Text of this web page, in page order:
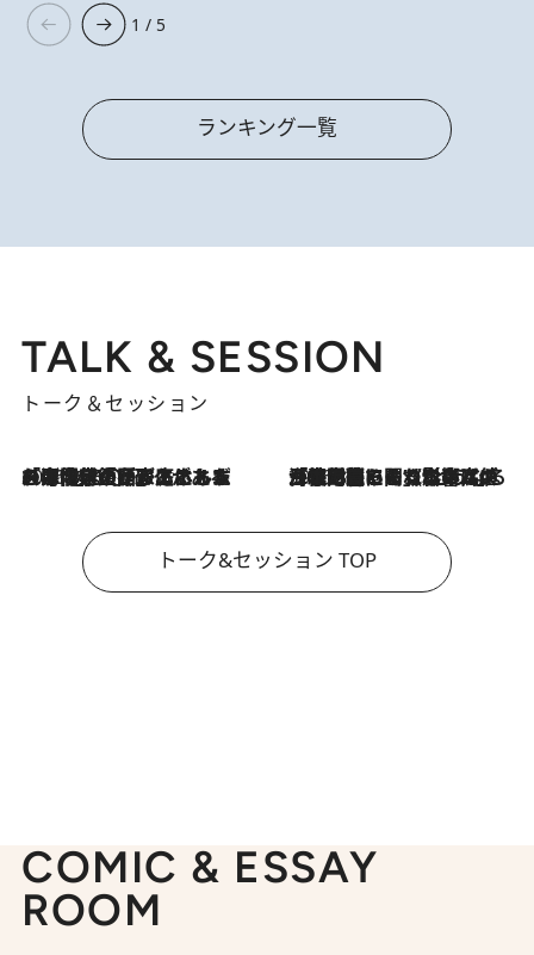
1 / 5
ランキング一覧
TALK & SESSION
トーク＆セッション
2026.8.3
「今後値上げがあるとすれば…」「リスクがあるのは今年の冬」エネルギー専門家が語る、ホルムズ海峡封鎖が家庭にもたらす“ある心配” 2026.8.3
「住宅建てられない…」「サーチャージ料の高値が続いている」ホルムズ海峡封鎖による影響はいつまで続く？《エネルギー専門家に聞く“どうなる日本の暮らし”》
トーク&セッション TOP
COMIC & ESSAY
ROOM